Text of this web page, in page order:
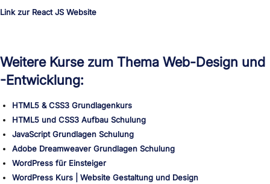
Link zur React JS Website
Weitere Kurse zum Thema Web-Design und
-Entwicklung:
HTML5 & CSS3 Grundlagenkurs
HTML5 und CSS3 Aufbau Schulung
JavaScript Grundlagen Schulung
Adobe Dreamweaver Grundlagen Schulung
WordPress für Einsteiger
WordPress Kurs | Website Gestaltung und Design